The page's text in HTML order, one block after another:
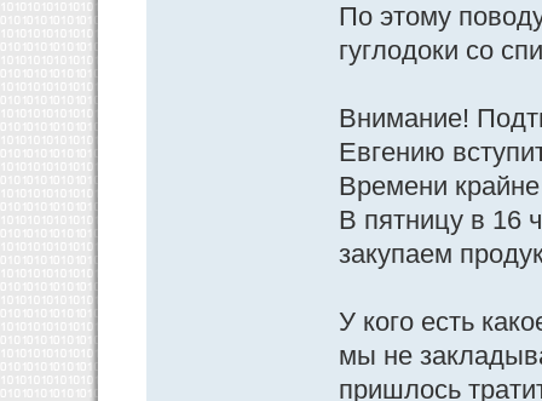
По этому
гуглодоки со
Внимание!
Евгению
Времени
В пятницу в 16
закупаем
У кого есть
мы не
пришлось